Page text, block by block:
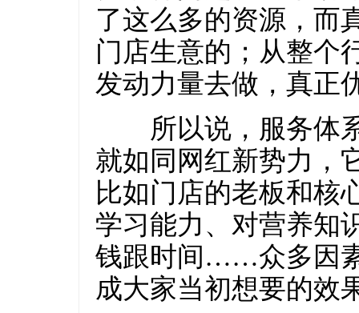
了这么多的资源，而
门店生意的；从整个
发动力量去做，真正
所以说，服务体系
就如同网红新势力，
比如门店的老板和核
学习能力、对营养知
钱跟时间……众多因
成大家当初想要的效